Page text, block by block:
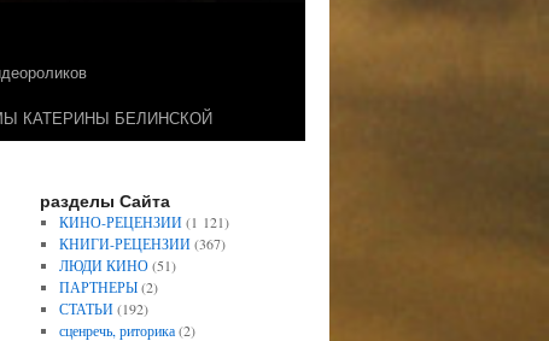
КАТЕРИНЫ БЕЛИНСКОЙ
разделы Сайта
КИНО-РЕЦЕНЗИИ(1 121)
КНИГИ-РЕЦЕНЗИИ(367)
ЛЮДИ КИНО(51)
ПАРТНЕРЫ(2)
СТАТЬИ(192)
сценречь, риторика(2)